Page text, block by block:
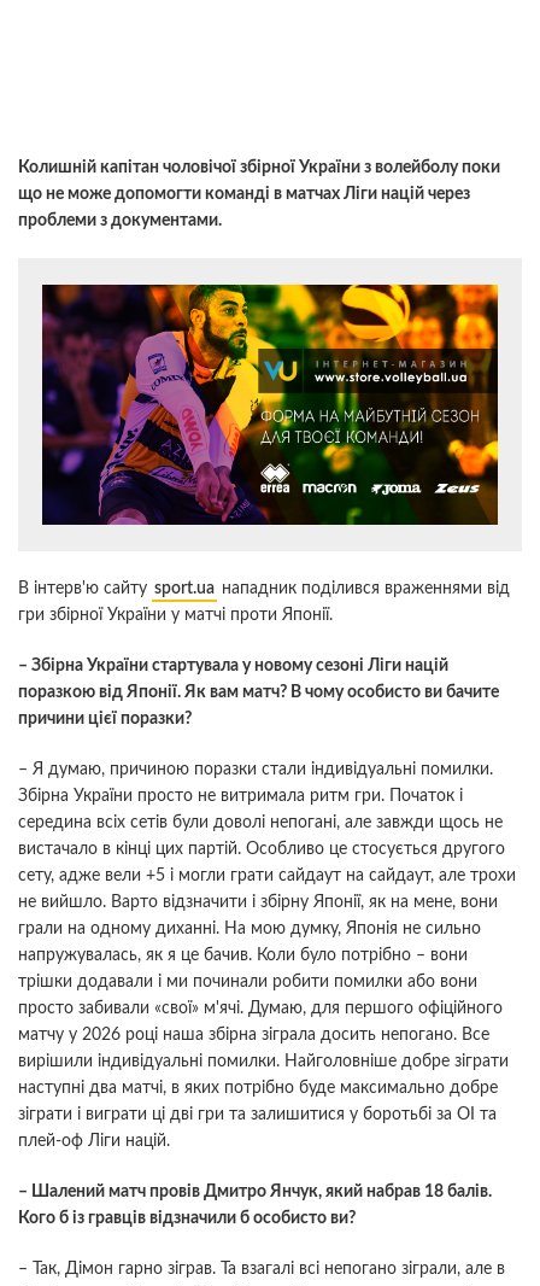
Колишній капітан чоловічої збірної України з волейболу поки
що не може допомогти команді в матчах Ліги націй через
проблеми з документами.
В інтерв'ю сайту sport.ua нападник поділився враженнями від
гри збірної України у матчі проти Японії.
– Збірна України стартувала у новому сезоні Ліги націй
поразкою від Японії. Як вам матч? В чому особисто ви бачите
причини цієї поразки?
– Я думаю, причиною поразки стали індивідуальні помилки.
Збірна України просто не витримала ритм гри. Початок і
середина всіх сетів були доволі непогані, але завжди щось не
вистачало в кінці цих партій. Особливо це стосується другого
сету, адже вели +5 і могли грати сайдаут на сайдаут, але трохи
не вийшло. Варто відзначити і збірну Японії, як на мене, вони
грали на одному диханні. На мою думку, Японія не сильно
напружувалась, як я це бачив. Коли було потрібно – вони
трішки додавали і ми починали робити помилки або вони
просто забивали «свої» м'ячі. Думаю, для першого офіційного
матчу у 2026 році наша збірна зіграла досить непогано. Все
вирішили індивідуальні помилки. Найголовніше добре зіграти
наступні два матчі, в яких потрібно буде максимально добре
зіграти і виграти ці дві гри та залишитися у боротьбі за ОІ та
плей-оф Ліги націй.
– Шалений матч провів Дмитро Янчук, який набрав 18 балів.
Кого б із гравців відзначили б особисто ви?
– Так, Дімон гарно зіграв. Та взагалі всі непогано зіграли, але в